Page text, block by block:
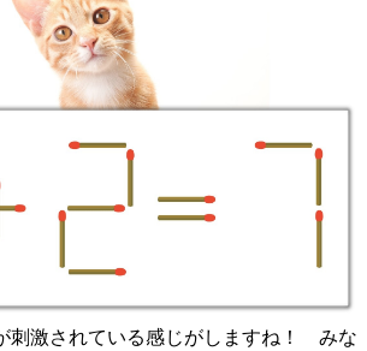
刺激されている感じがしますね！ みな